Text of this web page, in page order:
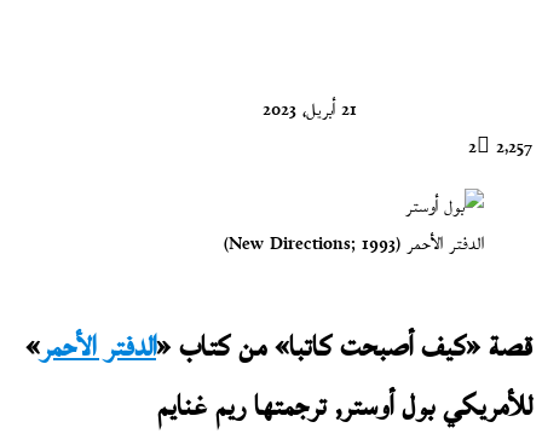
21 أبريل، 2023
2 2٬257
الدفتر الأحمر (New Directions; 1993)
قصة «كيف أصبحت كاتبا» من كتاب «الدفتر الأحمر»
للأمريكي بول أوستر, ترجمتها ريم غنايم